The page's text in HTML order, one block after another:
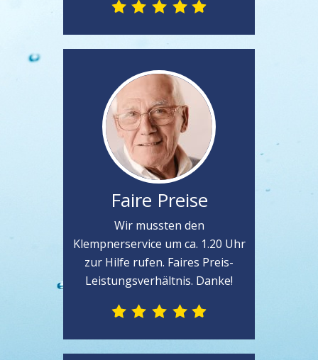
Faire Preise
Wir mussten den
Klempnerservice um ca. 1.20 Uhr
zur Hilfe rufen. Faires Preis-
Leistungsverhältnis. Danke!